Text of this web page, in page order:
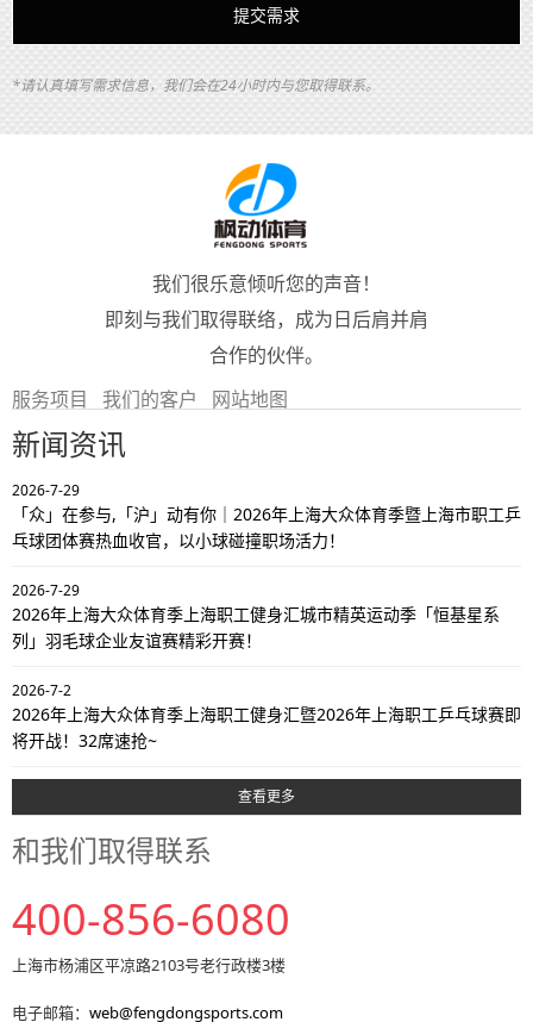
*请认真填写需求信息，我们会在24小时内与您取得联系。
我们很乐意倾听您的声音！
即刻与我们取得联络，成为日后肩并肩
合作的伙伴。
服务项目
我们的客户 网站地图
新闻资讯
2026-7-29
「众」在参与,「沪」动有你｜2026年上海大众体育季暨上海市职工乒
乓球团体赛热血收官，以小球碰撞职场活力！
2026-7-29
2026年上海大众体育季上海职工健身汇城市精英运动季「恒基星系
列」羽毛球企业友谊赛精彩开赛！
2026-7-2
2026年上海大众体育季上海职工健身汇暨2026年上海职工乒乓球赛即
将开战！32席速抢~
查看更多
和我们取得联系
400-856-6080
上海市杨浦区平凉路2103号老行政楼3楼
电子邮箱： web@fengdongsports.com